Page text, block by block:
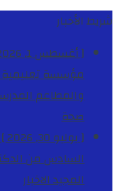
شريط الأخبار
[ أغسطس 1, 2026 ]
مؤسسة تعليمية
والمطاعم
صحة
[ يوليو 30, 2026 ]
السادس من
المجيدالاخبار